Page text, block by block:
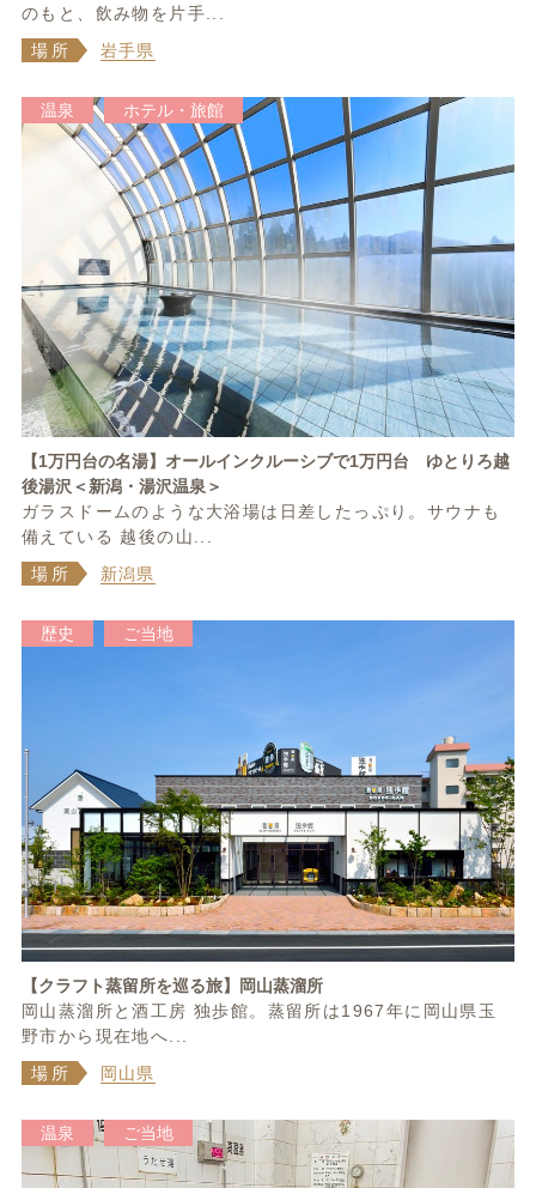
のもと、飲み物を片手...
場所
岩手県
温泉 ホテル・旅館
【1万円台の名湯】オールインクルーシブで1万円台 ゆとりろ越
後湯沢＜新潟・湯沢温泉＞
ガラスドームのような大浴場は日差したっぷり。サウナも
備えている 越後の山...
場所
新潟県
歴史 ご当地
【クラフト蒸留所を巡る旅】岡山蒸溜所
岡山蒸溜所と酒工房 独歩館。蒸留所は1967年に岡山県玉
野市から現在地へ...
場所
岡山県
温泉 ご当地